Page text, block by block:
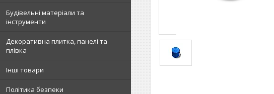
Будівельні матеріали та
інструменти
Декоративна плитка, панелі та
плівка
Інші товари
Політика безпеки